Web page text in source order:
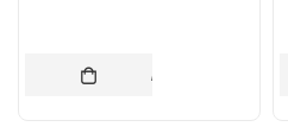
ADAUGĂ ÎN COȘ